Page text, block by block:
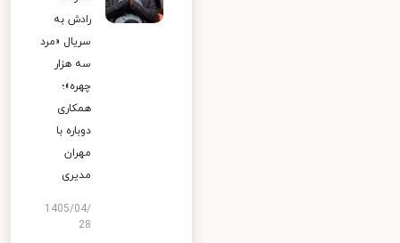
رادش به
سریال «مرد
سه هزار
چهره»؛
همکاری
دوباره با
مهران
مدیری
1405/04/
28